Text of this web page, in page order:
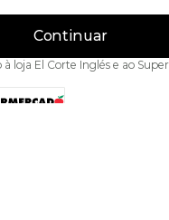
Continuar
à loja El Corte Inglés e ao